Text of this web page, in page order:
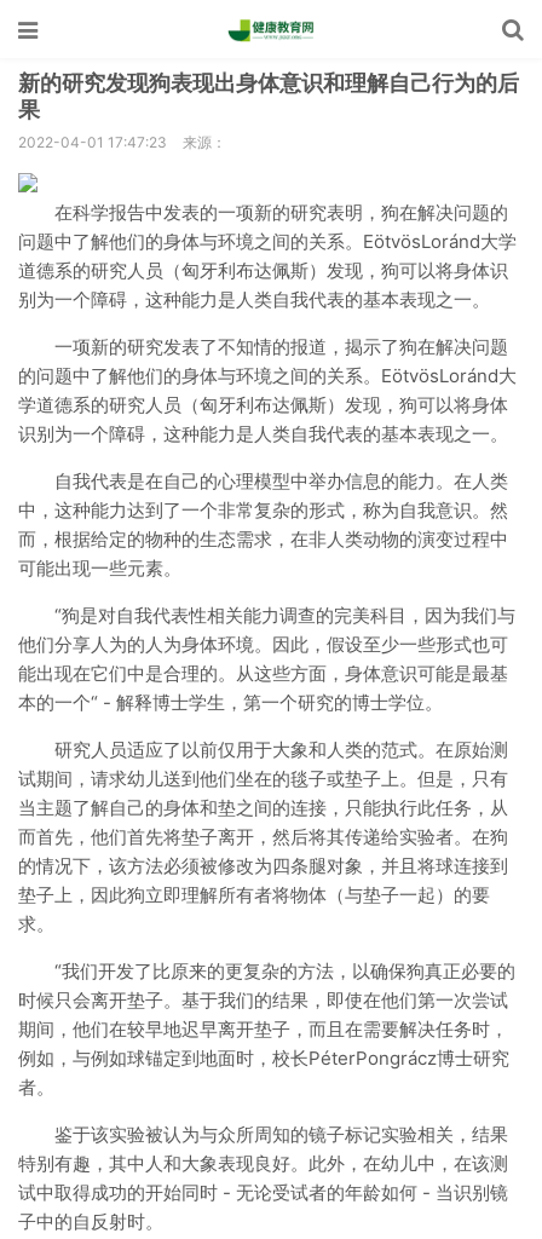
新的研究发现狗表现出身体意识和理解自己行为的后
果
2022-04-01 17:47:23 来源：
在科学报告中发表的一项新的研究表明，狗在解决问题的
问题中了解他们的身体与环境之间的关系。EötvösLoránd大学
道德系的研究人员（匈牙利布达佩斯）发现，狗可以将身体识
别为一个障碍，这种能力是人类自我代表的基本表现之一。
一项新的研究发表了不知情的报道，揭示了狗在解决问题
的问题中了解他们的身体与环境之间的关系。EötvösLoránd大
学道德系的研究人员（匈牙利布达佩斯）发现，狗可以将身体
识别为一个障碍，这种能力是人类自我代表的基本表现之一。
自我代表是在自己的心理模型中举办信息的能力。在人类
中，这种能力达到了一个非常复杂的形式，称为自我意识。然
而，根据给定的物种的生态需求，在非人类动物的演变过程中
可能出现一些元素。
“狗是对自我代表性相关能力调查的完美科目，因为我们与
他们分享人为的人为身体环境。因此，假设至少一些形式也可
能出现在它们中是合理的。从这些方面，身体意识可能是最基
本的一个“ - 解释博士学生，第一个研究的博士学位。
研究人员适应了以前仅用于大象和人类的范式。在原始测
试期间，请求幼儿送到他们坐在的毯子或垫子上。但是，只有
当主题了解自己的身体和垫之间的连接，只能执行此任务，从
而首先，他们首先将垫子离开，然后将其传递给实验者。在狗
的情况下，该方法必须被修改为四条腿对象，并且将球连接到
垫子上，因此狗立即理解所有者将物体（与垫子一起）的要
求。
“我们开发了比原来的更复杂的方法，以确保狗真正必要的
时候只会离开垫子。基于我们的结果，即使在他们第一次尝试
期间，他们在较早地迟早离开垫子，而且在需要解决任务时，
例如，与例如球锚定到地面时，校长PéterPongrácz博士研究
者。
鉴于该实验被认为与众所周知的镜子标记实验相关，结果
特别有趣，其中人和大象表现良好。此外，在幼儿中，在该测
试中取得成功的开始同时 - 无论受试者的年龄如何 - 当识别镜
子中的自反射时。